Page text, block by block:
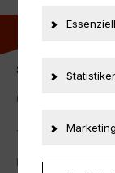
SERVICE-
Unterstützung und
+ 49 152 53720416
Mo-Fr: 09:00 – 17:00
Essenziell
Marketing